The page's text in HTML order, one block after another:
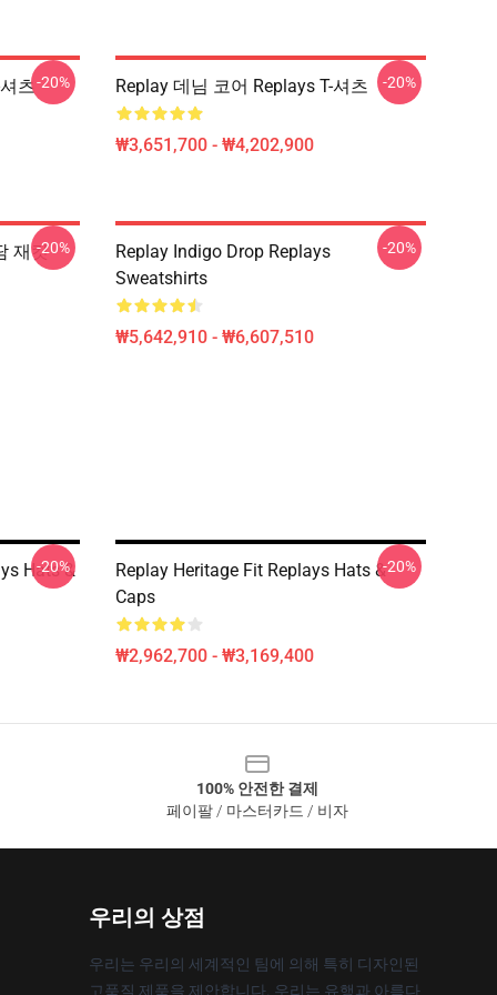
츠-20% Replay 데님 코어 Replays T-셔츠
₩3,651,700 - ₩4,202,900
-20%
재킷-20%
Replay Indigo Drop Replays
Sweatshirts
₩5,642,910 - ₩6,607,510
-20%
Hats &
-20%
Replay Heritage Fit Replays Hats &
Caps
₩2,962,700 - ₩3,169,400
-20%
100% 안전한 결제
페이팔 / 마스터카드 / 비자
우리의 상점
우리는 우리의 세계적인 팀에 의해 특히 디자인된
고품질 제품을 제안합니다. 우리는 유행과 아름다